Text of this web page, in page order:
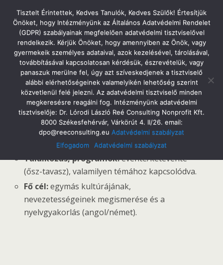
Tatabányai Árpád Gimnázium
Lengyelország
USA
Testvériskola:a tatabányai Nemzetközi
Diákhét óta (2000.)
Találkozás, programok:évente/kétévente
(ősz-tavasz), valamilyen témához kapcsolódva.
Fő cél:egymás kultúrájának,
nevezetességeinek megismerése és a
nyelvgyakorlás (angol/német).
Tisztelt Érintettek, Kedves Tanulók, Kedves Szülők! Értesítjük
Önöket, hogy Intézményünk az Általános Adatvédelmi Rendelet
(GDPR) szabályainak megfelelően adatvédelmi tisztviselővel
rendelkezik. Kérjük Önöket, hogy amennyiben az Önök, vagy
gyermekeik személyes adataival, azok kezelésével, tárolásával,
továbbításával kapcsolatosan kérdésük, észrevételük, vagy
panaszuk merülne fel, úgy azt szíveskedjenek a tisztviselő
alábbi elérhetőségeinek valamelyikén lehetőség szerint
közvetlenül felé jelezni. Az adatvédelmi tisztviselő minden
megkeresésre reagálni fog. Intézményünk adatvédelmi
tisztviselője: Dr. Lórodi László Reé Consulting Nonprofit Kft.
8000 Székesfehérvár, Várkörút 4. II/26. email:
dpo@reeconsulting.eu Adatvédelmi szabályzat
Elfogadom
Adatvédelmi szabályzat